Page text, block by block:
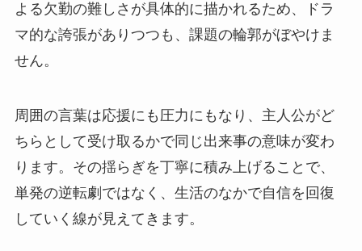
よる欠勤の難しさが具体的に描かれるため、ドラ
マ的な誇張がありつつも、課題の輪郭がぼやけま
せん。
周囲の言葉は応援にも圧力にもなり、主人公がど
ちらとして受け取るかで同じ出来事の意味が変わ
ります。その揺らぎを丁寧に積み上げることで、
単発の逆転劇ではなく、生活のなかで自信を回復
していく線が見えてきます。